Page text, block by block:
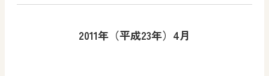
2011年（平成23年）4月